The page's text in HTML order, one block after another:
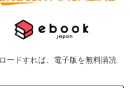
ードすれば、電子版を無料購読